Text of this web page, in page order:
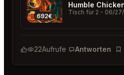
692€
Humble
Tisch für 2 - 06/
22Aufrufe Antworten